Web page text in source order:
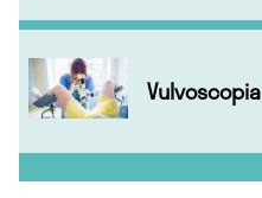
Vulvoscopia